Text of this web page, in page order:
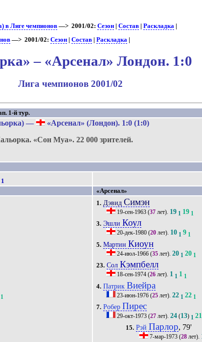
в Лиге чемпионов —> 2001/02:Сезон |Состав |Раскладка |
—> 2001/02:Сезон |Состав |Раскладка |
– «Арсенал» Лондон. 1:0
Лига чемпионов 2001/02
1-й тур.
— «Арсенал» (Лондон). 1:0 (1:0)
«Сон Муа».22 000 зрителей.
1
«Арсенал»
1
1. ДэвидСимэн
19-сен-1963 (37 лет). 19 1 19 1
3. ЭшлиКоул
20-дек-1980 (20 лет). 10 1 9 1
5. Мартин Киоун
24-июл-1966 (35 лет).20 1 20 1
23. Сол Кэмпбелл
18-сен-1974 (26 лет). 1 1 1 1
4. Патрик Виейра
23-июн-1976 (25 лет).22 1 22 1
7. Робер Пирес
29-окт-1973 (27 лет).24 (13) 1 21
15. РэйПарлор, 79'
7-мар-1973(28лет).